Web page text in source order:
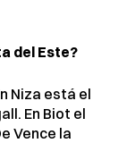
del Este?
Niza está el
En Biot el
Vence la